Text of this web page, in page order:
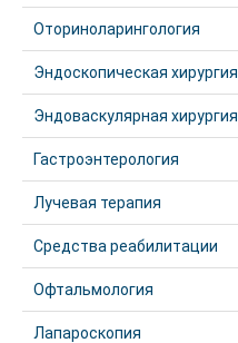
Оториноларингология
Эндоскопическая хирургия
Эндоваскулярная хирургия
Гастроэнтерология
Лучевая терапия
Средства реабилитации
Офтальмология
Лапароскопия